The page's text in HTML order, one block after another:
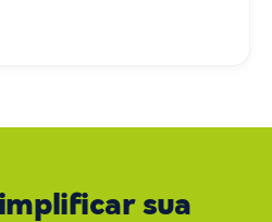
sua